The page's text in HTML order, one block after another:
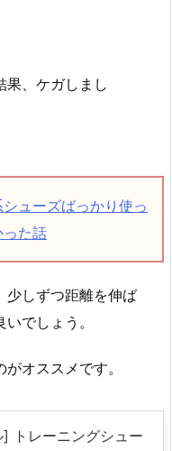
果、ケガしまし
ューズばっかり使っ
た話
少しずつ距離を伸ば
でしょう。
オススメです。
トレーニングシュー